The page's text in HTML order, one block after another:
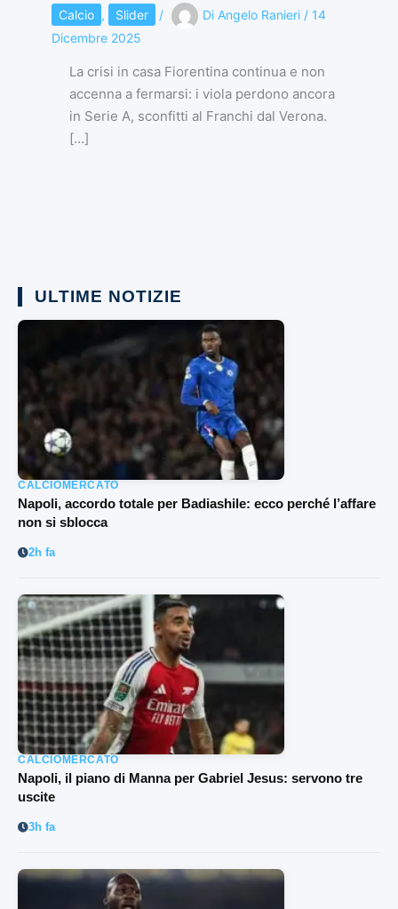
Calcio , Slider / Di Angelo Ranieri / 14
Dicembre 2025
La crisi in casa Fiorentina continua e non
accenna a fermarsi: i viola perdono ancora
in Serie A, sconfitti al Franchi dal Verona.
[…]
ULTIME NOTIZIE
CALCIOMERCATO
Napoli, accordo totale per Badiashile: ecco perché l’affare
non si sblocca
2h fa
CALCIOMERCATO
Napoli, il piano di Manna per Gabriel Jesus: servono tre
uscite
3h fa